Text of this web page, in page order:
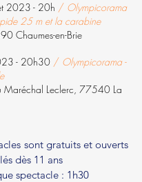
2023 - 20h / Olympicorama
25 m et la carabine
Chaumes-en-Brie
- 20h30 / Olympicorama -
Maréchal Leclerc, 77540 La
sont gratuits et ouverts
dès 11 ans
spectacle : 1h30